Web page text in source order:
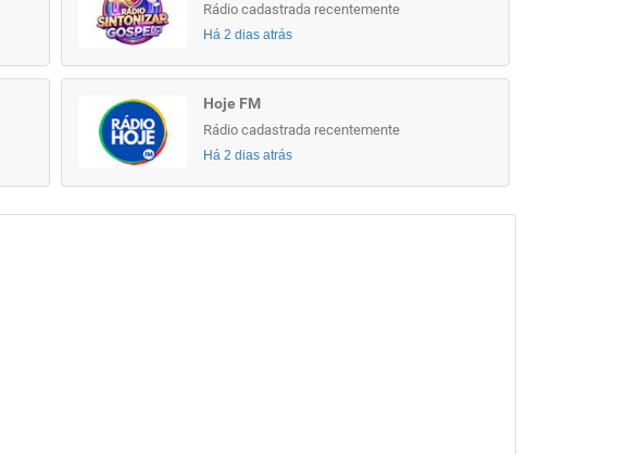
Rádio cadastrada recentemente
Há 2 dias atrás
Hoje FM
Rádio cadastrada recentemente
Há 2 dias atrás